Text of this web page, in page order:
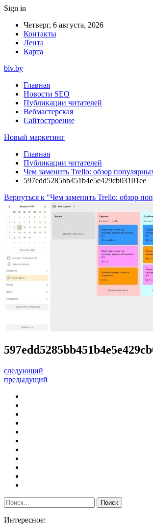
Sign in
Четверг, 6 августа, 2026
Контакты
Лента
Карта
blv.by
Главная
Новости SEO
Публикации читателей
Вебмастерская
Сайтостроение
Новый маркетинг
Главная
Публикации читателей
Чем заменить Trello: обзор
597edd5285bb451b4e5e429cb03101ee
Вернуться к "Чем заменить Trello: обзор
следующий
предыдущий
Интересное: